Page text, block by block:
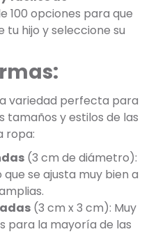
100 opciones para que
tu hijo y seleccione su
variedad perfecta para
tamaños y estilos de las
ropa:
(3 cm de diámetro):
se ajusta muy bien a
(3 cm x 3 cm): Muy
para la mayoría de las